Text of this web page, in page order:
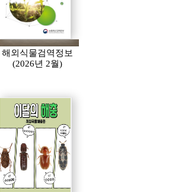
해외식물검역정보
(2026년 2월)